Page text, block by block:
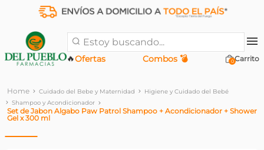
Estoy buscando...
Ofertas
🔥 Combos 💣 0
Cuidado del Bebe y Maternidad
Higiene y Cuidado del Bebé
Shampoo y Acondicionador
Set de Jabon Algabo Paw Patrol Shampoo + Acondicionador + Shower
Gel x 300 ml